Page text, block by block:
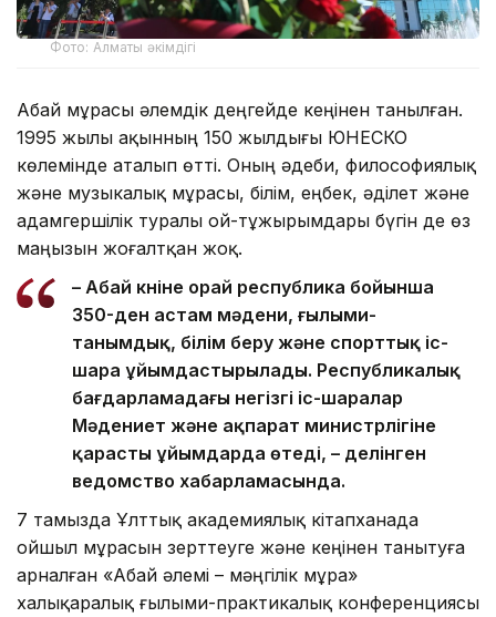
Фото: Алматы әкімдігі
Абай мұрасы әлемдік деңгейде кеңінен танылған.
1995 жылы ақынның 150 жылдығы ЮНЕСКО
көлемінде аталып өтті. Оның әдеби, философиялық
және музыкалық мұрасы, білім, еңбек, әділет және
адамгершілік туралы ой-тұжырымдары бүгін де өз
маңызын жоғалтқан жоқ.
– Абай күніне орай республика бойынша
350-ден астам мәдени, ғылыми-
танымдық, білім беру және спорттық іс-
шара ұйымдастырылады. Республикалық
бағдарламадағы негізгі іс-шаралар
Мәдениет және ақпарат министрлігіне
қарасты ұйымдарда өтеді, – делінген
ведомство хабарламасында.
7 тамызда Ұлттық академиялық кітапханада
ойшыл мұрасын зерттеуге және кеңінен танытуға
арналған «Абай әлемі – мәңгілік мұра»
халықаралық ғылыми-практикалық конференциясы